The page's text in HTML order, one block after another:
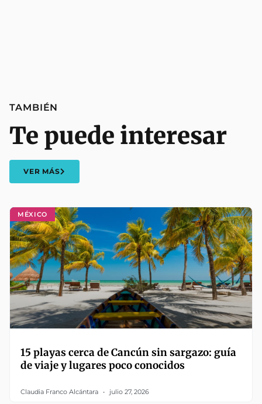
MÉXICO
15 playas cerca de Cancún sin sargazo: guía
de viaje y lugares poco conocidos
Claudia Franco Alcántara julio 27, 2026
TAMBIÉN
Te puede interesar
VER MÁS